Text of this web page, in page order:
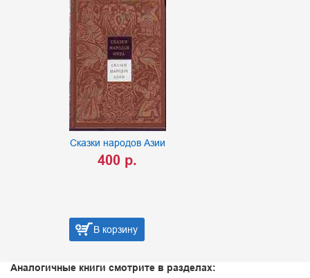
Сказки народов Азии
400 р.
В корзину
Аналогичные книги смотрите в разделах: